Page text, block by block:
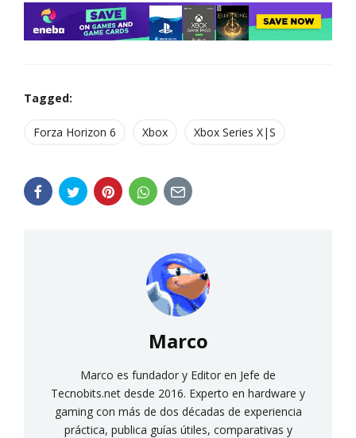
Tagged:
Forza Horizon 6 Xbox Xbox Series X|S
Marco
Marco es fundador y Editor en Jefe de
Tecnobits.net desde 2016. Experto en hardware y
gaming con más de dos décadas de experiencia
práctica, publica guías útiles, comparativas y